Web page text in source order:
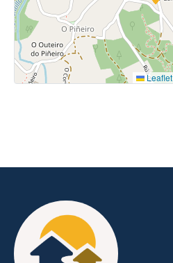
Leaflet